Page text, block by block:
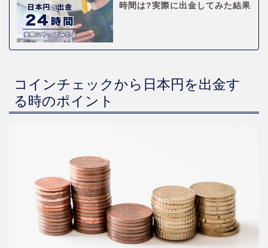
時間は?実際に出金してみた結果
コインチェックから日本円を出金す
る時のポイント